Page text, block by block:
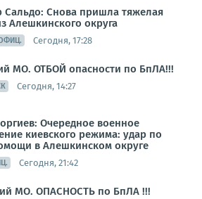
Сальдо: Снова пришла тяжелая
Алешкинского округа
Сегодня, 17:28
МО. ОТБОЙ опасности по БпЛА!!!
Сегодня, 14:27
Очередное военное
киевского режима: удар по
в Алешкинском округе
Сегодня, 21:42
МО. ОПАСНОСТЬ по БпЛА !!!